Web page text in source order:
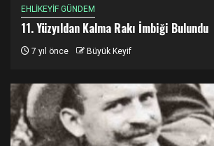
EHLİKEYİF GÜNDEM
11. Yüzyıldan Kalma Rakı İmbiği Bulundu
7 yıl önce Büyük Keyif